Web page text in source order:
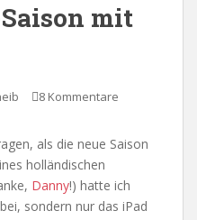
mit
8 Kommentare
als die neue Saison
holländischen
Danny!) hatte ich
sondern nur das iPad